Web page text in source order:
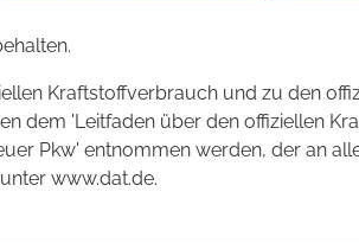
Kraftstoffverbrauch und zu den
dem 'Leitfaden über den offiziellen
Pkw' entnommen werden, der an
www.dat.de.